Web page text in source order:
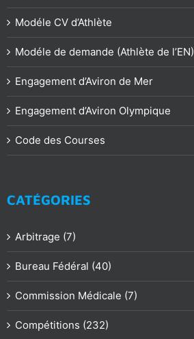
Modéle CV d’Athlète
Modéle de demande (Athlète de l’EN)
Engagement d’Aviron de Mer
Engagement d’Aviron Olympique
Code des Courses
CATÉGORIES
Arbitrage (7)
Bureau Fédéral (40)
Commission Médicale (7)
Compétitions (232)